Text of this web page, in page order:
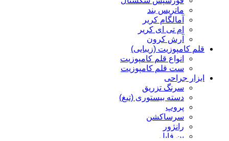
ماتریس بند
آمالگام کریر
ام تی ای کریر
آرش کرون
قلم کامپوزیت (زیبایی)
انواع قلم کامپوزیت
ست قلم کامپوزیت
ابزار جراحی
سرنگ تزریق
دسته بیستوری (تیغ)
پروپ
سرساکشن
رانژور
بن فایل